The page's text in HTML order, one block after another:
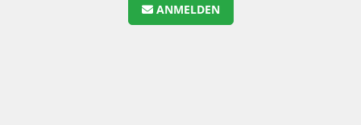
ANMELDEN